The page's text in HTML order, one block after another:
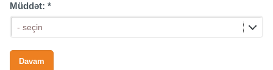
Müddət: *
- seçin